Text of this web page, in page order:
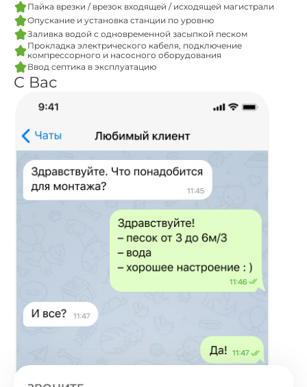
Пайка врезки / врезок входящей / исходящей магистрали
Опускание и установка станции по уровню
Заливка водой с одновременной засыпкой песком
Прокладка электрического кабеля, подключение
компрессорного и насосного оборудования
Ввод септика в эксплуатацию
С Вас